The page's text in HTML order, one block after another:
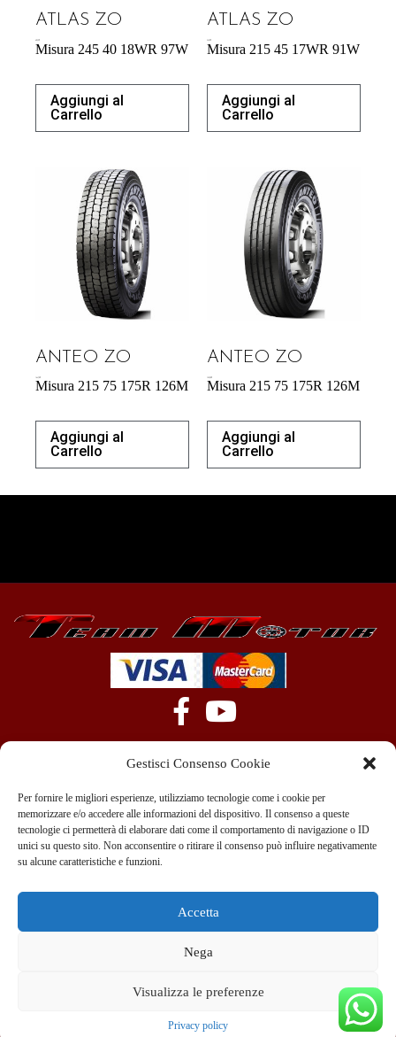
Gestisci Consenso Cookie
Per fornire le migliori esperienze, utilizziamo tecnologie come i cookie per
memorizzare e/o accedere alle informazioni del dispositivo. Il consenso a queste
tecnologie ci permetterà di elaborare dati come il comportamento di navigazione o ID
unici su questo sito. Non acconsentire o ritirare il consenso può influire negativamente
su alcune caratteristiche e funzioni.
Accetta
Nega
Visualizza le preferenze
Privacy policy
ATLAS ZO
Misura 245 40 18WR 97W
Aggiungi al
Carrello
ATLAS ZO
Misura 215 45 17WR 91W
Aggiungi al
Carrello
ANTEO ZO
Misura 215 75 175R 126M
Aggiungi al
Carrello
ANTEO ZO
Misura 215 75 175R 126M
Aggiungi al
Carrello
Copyright © 2022 Team srl C. Fisc. 10438440967 – Viale Abruzzi 13/A
Milano All rights reserved
Realizzazione SIto
+39 351 970 89 33
info@teammotor.it